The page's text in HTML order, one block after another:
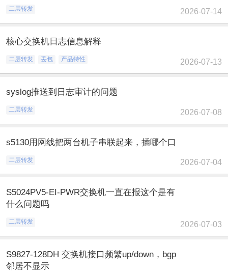
二层转发 2026-07-14
核心交换机日志信息解释
二层转发 丢包 产品特性 2026-07-13
syslog推送到日志审计的问题
二层转发 2026-07-08
s5130用网线把两台机子串联起来，插哪个口
二层转发 2026-07-04
S5024PV5-EI-PWR交换机一直在报这个是有
什么问题吗
二层转发 2026-07-03
S9827-128DH 交换机接口频繁up/down，bgp
邻居不显示